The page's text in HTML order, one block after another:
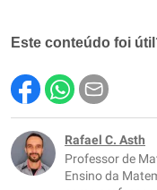
Este conteúdo foi
Este conteúdo
Este conteúdo não
Outro
Rafael C. Asth
Professor de
Ensino da